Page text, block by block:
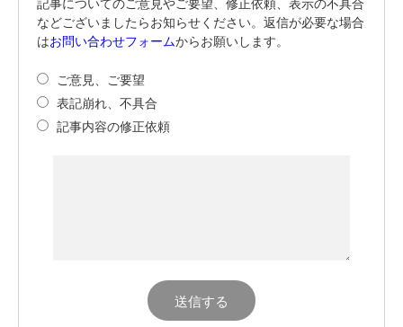
などございましたらお知らせください。返信が必要な場合
はお問い合わせフォームからお願いします。
ご意見、ご要望
表記崩れ、不具合
記事内容の修正依頼